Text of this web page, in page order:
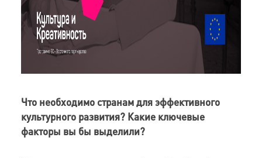
Что необходимо странам для эффективного
культурного развития? Какие ключевые
факторы вы бы выделили?